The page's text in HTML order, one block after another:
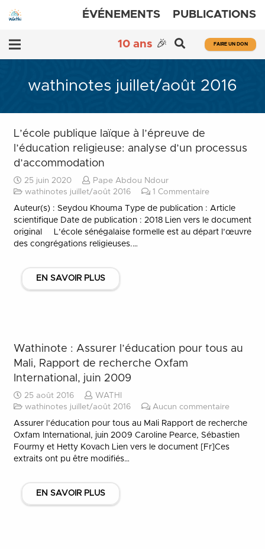
ÉVÉNEMENTS PUBLICATIONS
10 ans 🎉 FAIRE UN DON
wathinotes juillet/août 2016
L’école publique laïque à l’épreuve de
l’éducation religieuse: analyse d’un processus
d’accommodation
25 juin 2020
Pape Abdou Ndour
wathinotes juillet/août 2016
1 Commentaire
Auteur(s) : Seydou Khouma Type de publication : Article
scientifique Date de publication : 2018 Lien vers le document
original L’école sénégalaise formelle est au départ l’œuvre
des congrégations religieuses.…
EN SAVOIR PLUS
Wathinote : Assurer l’éducation pour tous au
Mali, Rapport de recherche Oxfam
International, juin 2009
25 août 2016
WATHI
wathinotes juillet/août 2016
Aucun commentaire
Assurer l’éducation pour tous au Mali Rapport de recherche
Oxfam International, juin 2009 Caroline Pearce, Sébastien
Fourmy et Hetty Kovach Lien vers le document [Fr]Ces
extraits ont pu être modifiés…
EN SAVOIR PLUS